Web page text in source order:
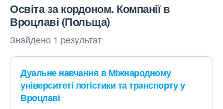
Освіта за кордоном. Компанії в
Вроцлаві (Польща)
Знайдено 1 результат
Дуальне навчання в Міжнародному
університеті логістики та транспорту у
Вроцлаві